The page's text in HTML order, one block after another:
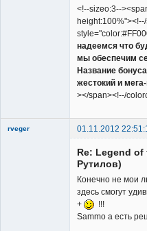
<!--sizeo:3--
надеемся что
мы обеспечим
Название
жестокий и
></span><!--/
rveger 01.11.2012
Re: Legend
Рутилов)
Конечно не мои
здесь смогут
+
!!!
Sammo а есть